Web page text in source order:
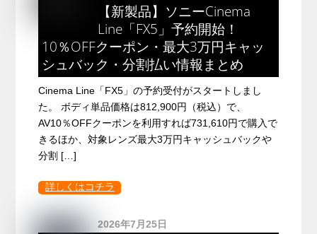
【新製品】ソニーCinema
Line「FX5」予約開始！
10％OFFクーポン・最大3万円キャッ
シュバック・分割払い情報まとめ
Cinema Line「FX5」の予約受付がスタートしまし
た。 ボディ単品価格は812,900円（税込）で、
AV10％OFFクーポンを利用すれば731,610円で購入で
きるほか、対象レンズ最大3万円キャッシュバックや
分割 […]
詳しくはコチラ
2026年7月25日